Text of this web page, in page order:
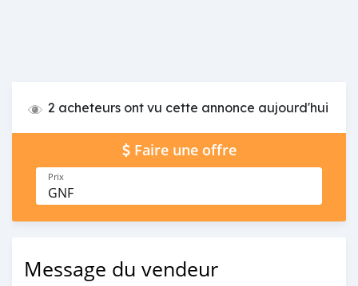
2 acheteurs ont vu cette annonce aujourd'hui
Faire une offre
Prix
GNF
Message du vendeur